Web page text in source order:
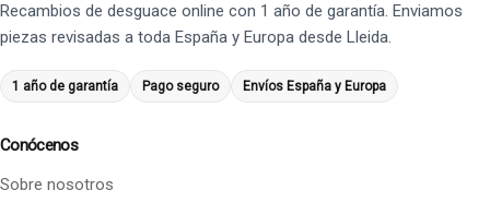
Recambios de desguace online con 1 año de garantía. Enviamos
piezas revisadas a toda España y Europa desde Lleida.
1 año de garantía Pago seguro Envíos España y Europa
Conócenos
Sobre nosotros